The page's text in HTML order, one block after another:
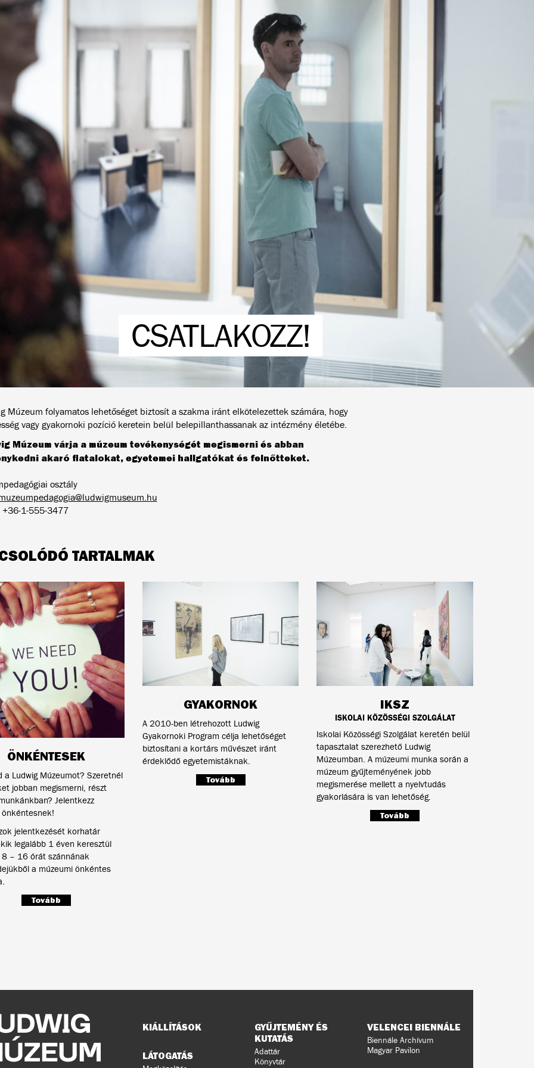
CSATLAKOZZ!
Múzeum folyamatos lehetőséget biztosít a szakma iránt elkötelezettek számára, hogy
vagy gyakornoki pozíció keretein belül belepillanthassanak az intézmény életébe.
Múzeum várja a múzeum tevékenységét megismerni és abban
akaró fiatalokat, egyetemei hallgatókat és felnőtteket.
osztály
+36-1-555-3477
TARTALMAK
ÖNKÉNTESEK
a Ludwig Múzeumot? Szeretnél
jobban megismerni, részt
Jelentkezz
önkéntesnek!
jelentkezését korhatár
legalább 1 éven keresztül
– 16 órát szánnának
a múzeumi önkéntes
Tovább
GYAKORNOK
A 2010-ben létrehozott Ludwig
Gyakornoki Program célja lehetőséget
biztosítani a kortárs művészet iránt
érdeklődő egyetemistáknak.
Tovább
IKSZ
ISKOLAI KÖZÖSSÉGI SZOLGÁLAT
Iskolai Közösségi Szolgálat keretén belül
tapasztalat szerezhető Ludwig
Múzeumban. A múzeumi munka során a
múzeum gyűjteményének jobb
megismerése mellett a nyelvtudás
gyakorlására is van lehetőség.
Tovább
Oldaltérkép
KIÁLLÍTÁSOK
LÁTOGATÁS
GYŰJTEMÉNY ÉS
KUTATÁS
Adattár
Könyvtár
VELENCEI BIENNÁLE
Biennále Archívum
Magyar Pavilon